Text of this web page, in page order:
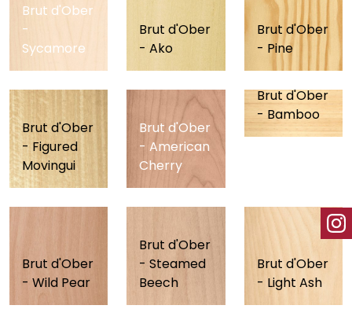
Brut d'Ober
-
Sycamore
Brut d'Ober
- Ako
Brut d'Ober
- Pine
Brut d'Ober
- Figured
Movingui
Brut d'Ober
- American
Cherry
Brut d'Ober
- Bamboo
Brut d'Ober
- Wild Pear
Brut d'Ober
- Steamed
Beech
Brut d'Ober
- Light Ash